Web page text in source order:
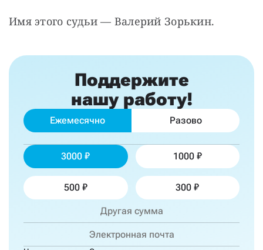
Имя этого судьи — Валерий Зорькин.
Поддержите
нашу работу!
Ежемесячно Разово
3000 1000
500 300